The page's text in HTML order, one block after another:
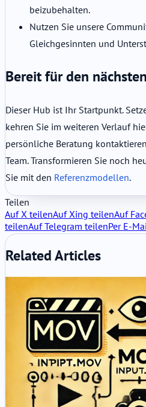
beizubehalten.
Nutzen Sie unsere
Gleichgesinnten und
Bereit für den
Dieser Hub ist Ihr Startpunkt.
kehren Sie im weiteren Verlauf
persönliche Beratung
Team. Transformieren Sie noch
Sie mit den Referenzmodellen.
Teilen
Auf X teilenAuf Xing teilenAuf
teilenAuf Telegram teilenPer E-
Related Articles